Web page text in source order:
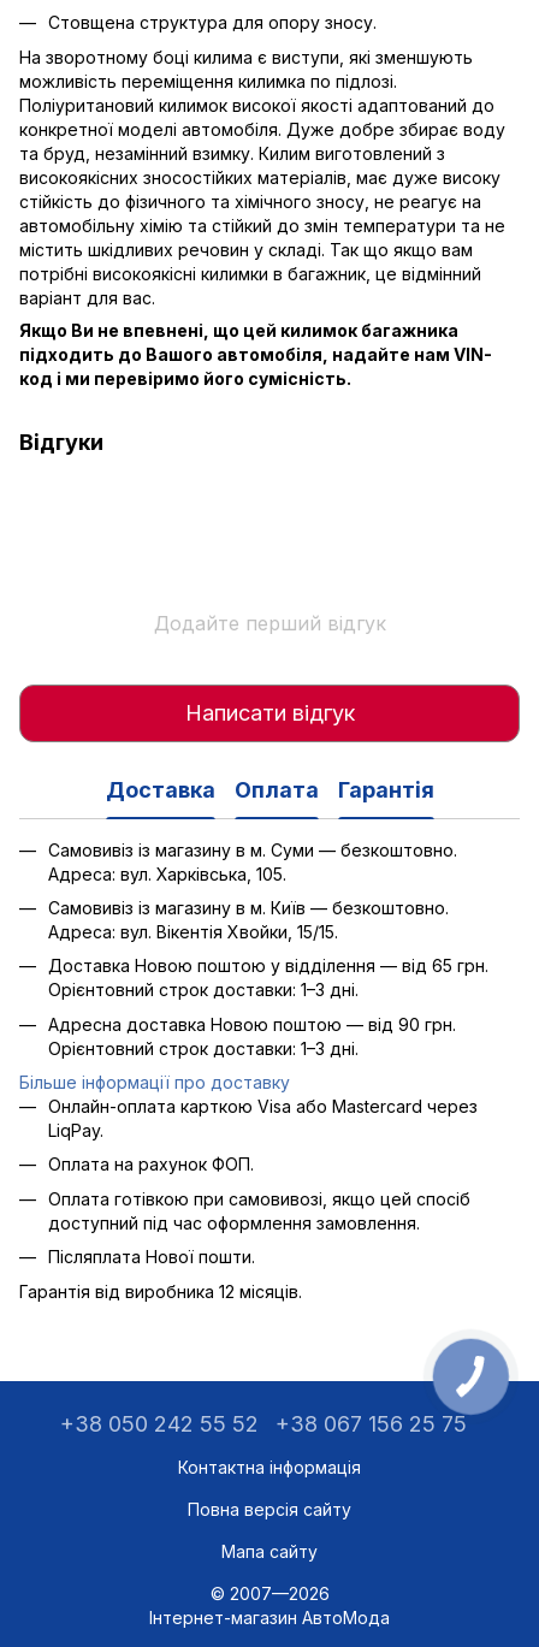
Стовщена структура для опору зносу.
На зворотному боці килима є виступи, які зменшують
можливість переміщення килимка по підлозі.
Поліуритановий килимок високої якості адаптований до
конкретної моделі автомобіля. Дуже добре збирає воду
та бруд, незамінний взимку. Килим виготовлений з
високоякісних зносостійких матеріалів, має дуже високу
стійкість до фізичного та хімічного зносу, не реагує на
автомобільну хімію та стійкий до змін температури та не
містить шкідливих речовин у складі. Так що якщо вам
потрібні високоякісні килимки в багажник, це відмінний
варіант для вас.
Якщо Ви не впевнені, що цей килимок багажника
підходить до Вашого автомобіля, надайте нам VIN-
код і ми перевіримо його сумісність.
Відгуки
Додайте перший відгук
Написати відгук
Доставка Оплата Гарантія
Самовивіз із магазину в м. Суми — безкоштовно.
Адреса: вул. Харківська, 105.
Самовивіз із магазину в м. Київ — безкоштовно.
Адреса: вул. Вікентія Хвойки, 15/15.
Доставка Новою поштою у відділення — від 65 грн.
Орієнтовний строк доставки: 1–3 дні.
Адресна доставка Новою поштою — від 90 грн.
Орієнтовний строк доставки: 1–3 дні.
Більше інформації про доставку
Онлайн-оплата карткою Visa або Mastercard через
LiqPay.
Оплата на рахунок ФОП.
Оплата готівкою при самовивозі, якщо цей спосіб
доступний під час оформлення замовлення.
Післяплата Нової пошти.
Гарантія від виробника 12 місяців.
+38 050 242 55 52 +38 067 156 25 75
Контактна інформація
Повна версія сайту
Мапа сайту
© 2007—2026
Інтернет-магазин АвтоМода